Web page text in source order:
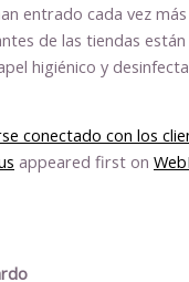
entrado cada vez
de las tiendas
higiénico y
conectado con los
appeared first on